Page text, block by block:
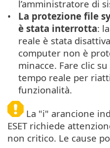
l’amministratore di
La protezione file
è stata interrotta:
reale è stata
computer non è
minacce. Fare clic
tempo reale per
funzionalità.
La "i" arancione
ESET richiede
non critico. Le cause